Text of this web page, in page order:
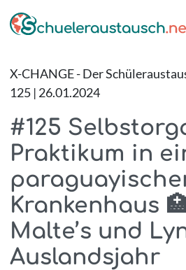
X-CHANGE - Der
125 | 26.01.2024
#125
Praktikum in
Krankenhaus
Malte’s und
Auslandsjahr